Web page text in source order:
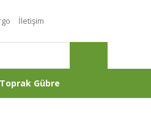
İletişim
Toprak Gübre